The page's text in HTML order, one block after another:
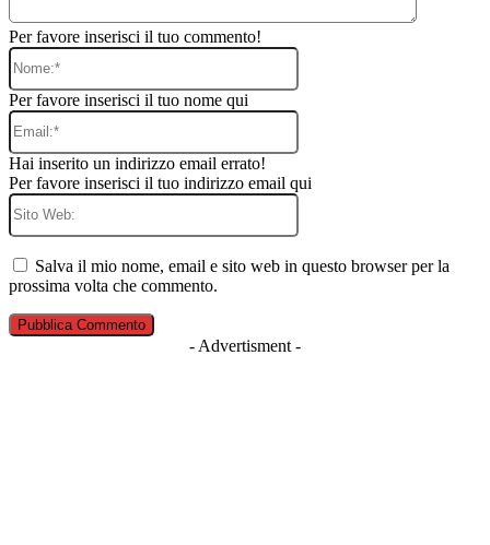
Per favore inserisci il tuo commento!
Nome:*
Per favore inserisci il tuo nome qui
Email:*
Hai inserito un indirizzo email errato!
Per favore inserisci il tuo indirizzo email qui
Sito
Salva il mio nome, email e sito web in questo browser per la
prossima volta che commento.
- Advertisment -